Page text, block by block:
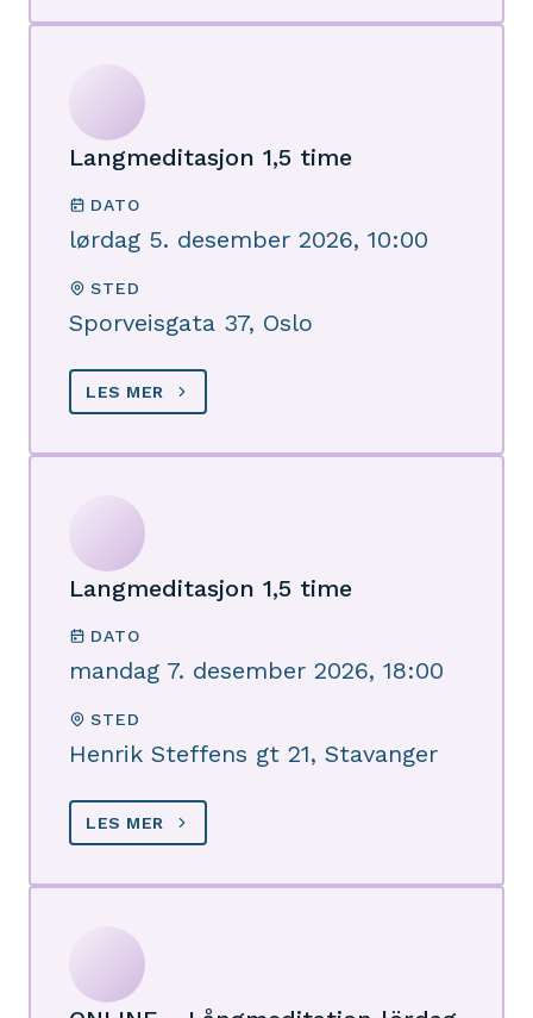
Langmeditasjon 1,5 time
DATO
lørdag 5. desember 2026, 10:00
STED
Sporveisgata 37, Oslo
LES MER
Langmeditasjon 1,5 time
DATO
mandag 7. desember 2026, 18:00
STED
Henrik Steffens gt 21, Stavanger
LES MER